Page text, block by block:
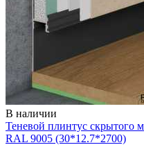
В наличии
Теневой плинтус скрытого
RAL 9005 (30*12.7*2700)